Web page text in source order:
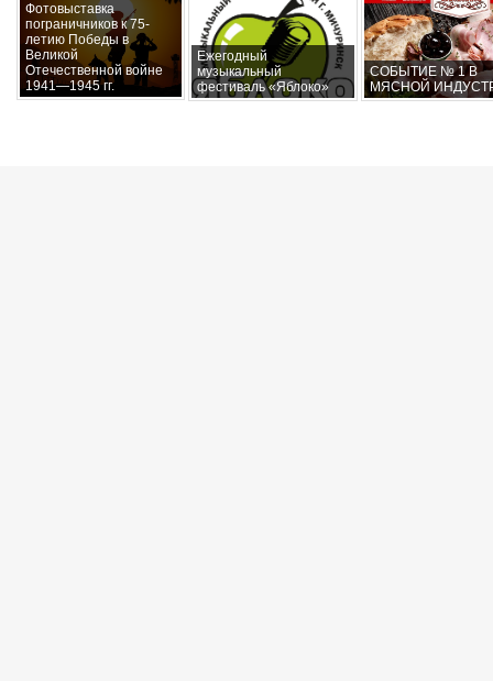
Фотовыставка
пограничников к 75-
летию Победы в
Великой
Отечественной войне
1941—1945 гг.
Ежегодный
музыкальный
фестиваль «Яблоко»
СОБЫТИЕ № 1 В
МЯСНОЙ